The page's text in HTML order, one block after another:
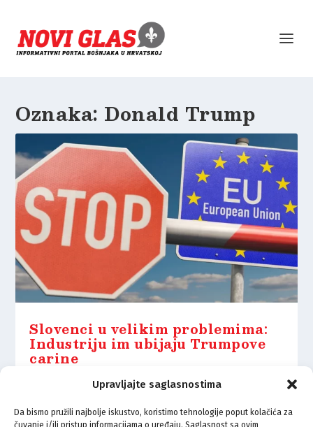
Upravljajte saglasnostima
Da bismo pružili najbolje iskustvo, koristimo tehnologije poput kolačića za
čuvanje i/ili pristup informacijama o uređaju. Saglasnost sa ovim
Oznaka: Donald Trump
Slovenci u velikim problemima:
Industriju im ubijaju Trumpove
carine